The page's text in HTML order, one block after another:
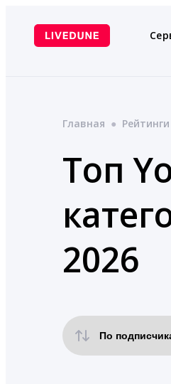
содержимому
Главная ● Рейтинги
Топ
2026